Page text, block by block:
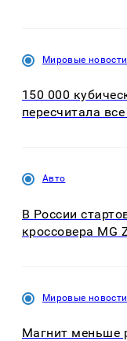
Мировые новости
150 000
пересчитала
Авто
В России
кроссовера MG
Мировые новости
Магнит меньше